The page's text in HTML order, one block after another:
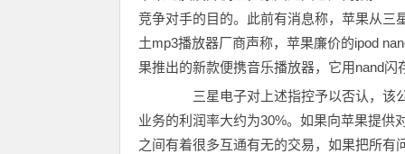
竞争对手的目的。此前有消息称，苹果从三
土mp3播放器厂商声称，苹果廉价的ipod
果推出的新款便携音乐播放器，它用nand闪
三星电子对上述指控予以否认，该公
业务的利润率大约为30%。如果向苹果提供
之间有着很多互通有无的交易，如果把所有